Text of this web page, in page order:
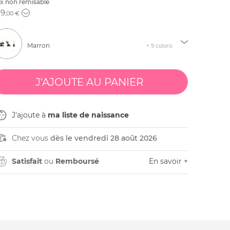
non remisable
,00 €
Marron + 9 coloris
J'ajoute à ma liste de naissance
Chez vous dès le vendredi 28 août 2026
Satisfaitou Remboursé En savoir +